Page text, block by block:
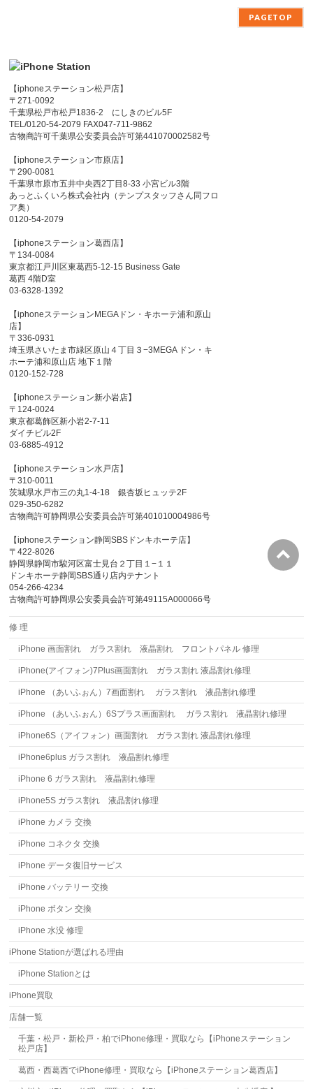
PAGETOP
【iphoneステーション松戸店】
〒271-0092
千葉県松戸市松戸1836-2 にしきのビル5F
TEL/0120-54-2079 FAX047-711-9862
古物商許可千葉県公安委員会許可第441070002582号
【iphoneステーション市原店】
〒290-0081
千葉県市原市五井中央西2丁目8-33 小宮ビル3階
あっとふくいろ株式会社内（テンプスタッフさん同フロ
ア奥）
0120-54-2079
【iphoneステーション葛西店】
〒134-0084
東京都江戸川区東葛西5-12-15 Business Gate
葛西 4階D室
03-6328-1392
【iphoneステーションMEGAドン・キホーテ浦和原山
店】
〒336-0931
埼玉県さいたま市緑区原山４丁目３−3MEGA ドン・キ
ホーテ浦和原山店 地下１階
0120-152-728
【iphoneステーション新小岩店】
〒124-0024
東京都葛飾区新小岩2-7-11
ダイチビル2F
03-6885-4912
【iphoneステーション水戸店】
〒310-0011
茨城県水戸市三の丸1-4-18 銀杏坂ヒュッテ2F
029-350-6282
古物商許可静岡県公安委員会許可第401010004986号
【iphoneステーション静岡SBSドンキホーテ店】
〒422-8026
静岡県静岡市駿河区富士見台２丁目１−１１
ドンキホーテ静岡SBS通り店内テナント
054-266-4234
古物商許可静岡県公安委員会許可第49115A000066号
修 理
iPhone 画面割れ ガラス割れ 液晶割れ フロントパネル 修理
iPhone(アイフォン)7Plus画面割れ ガラス割れ 液晶割れ修理
iPhone （あいふぉん）7画面割れ ガラス割れ 液晶割れ修理
iPhone （あいふぉん）6Sプラス画面割れ ガラス割れ 液晶割れ修理
iPhone6S（アイフォン）画面割れ ガラス割れ 液晶割れ修理
iPhone6plus ガラス割れ 液晶割れ修理
iPhone 6 ガラス割れ 液晶割れ修理
iPhone5S ガラス割れ 液晶割れ修理
iPhone カメラ 交換
iPhone コネクタ 交換
iPhone データ復旧サービス
iPhone バッテリー 交換
iPhone ボタン 交換
iPhone 水没 修理
iPhone Stationが選ばれる理由
iPhone Stationとは
iPhone買取
店舗一覧
千葉・松戸・新松戸・柏でiPhone修理・買取なら【iPhoneステーション
松戸店】
葛西・西葛西でiPhone修理・買取なら【iPhoneステーション葛西店】